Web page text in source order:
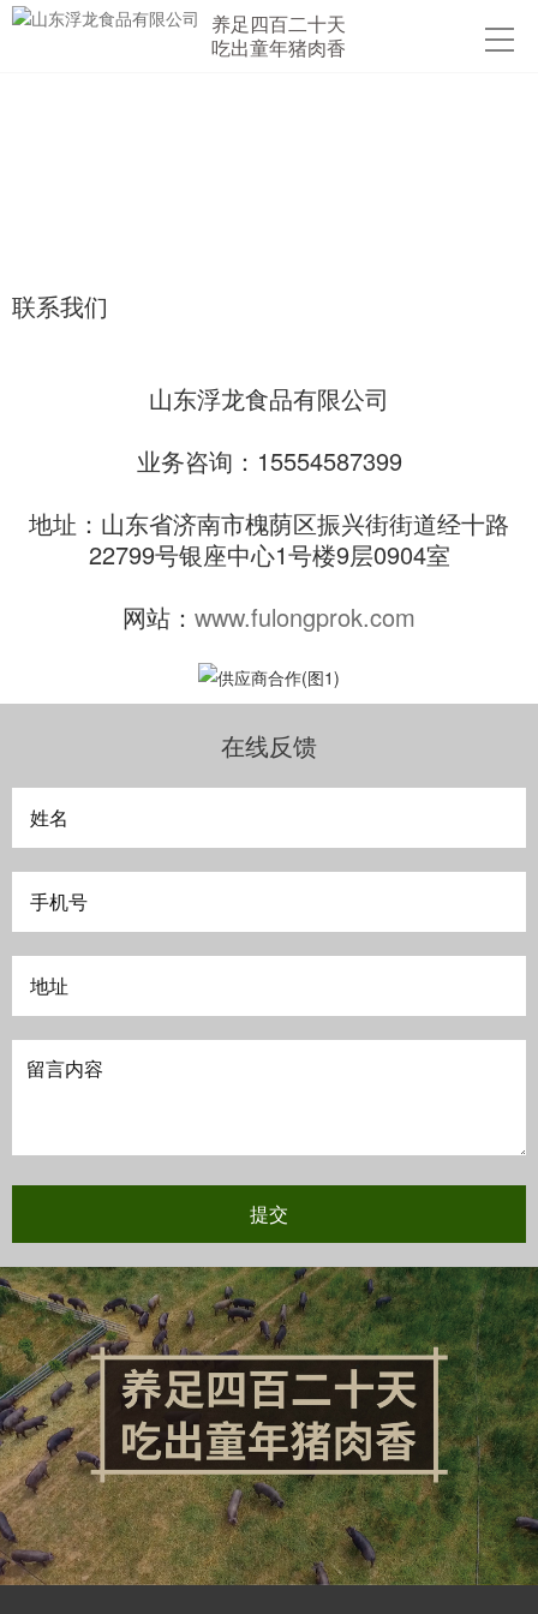
养足四百二十天
吃出童年猪肉香
联系我们
山东浮龙食品有限公司
业务咨询：15554587399
地址：山东省济南市槐荫区振兴街街道经十路
22799号银座中心1号楼9层0904室
网站： www.fulongprok.com
在线反馈